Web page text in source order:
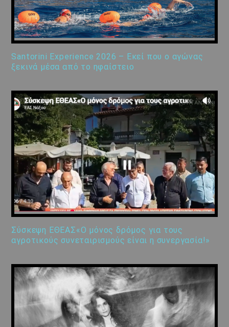
Santorini Experience 2026 – Εκεί που ο αγώνας
ξεκινά μέσα από το ηφαίστειο
Σύσκεψη ΕΘΕΑΣ«Ο μόνος δρόμος για τους
αγροτικούς συνεταιρισμούς είναι η συνεργασία!»